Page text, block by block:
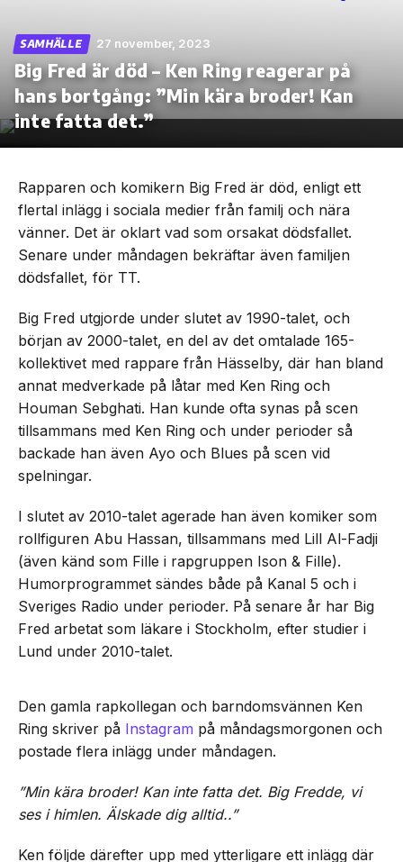
Skip
the
SAMHÄLLE 27 november, 2023
Big Fred är död – Ken Ring reagerar på
hans bortgång: ”Min kära broder! Kan
inte fatta det.”
Rapparen och komikern Big Fred är död, enligt ett
flertal inlägg i sociala medier från familj och nära
vänner. Det är oklart vad som orsakat dödsfallet.
Senare under måndagen bekräftar även familjen
dödsfallet, för TT.
Big Fred utgjorde under slutet av 1990-talet, och
början av 2000-talet, en del av det omtalade 165-
kollektivet med rappare från Hässelby, där han bland
annat medverkade på låtar med Ken Ring och
Houman Sebghati. Han kunde ofta synas på scen
tillsammans med Ken Ring och under perioder så
backade han även Ayo och Blues på scen vid
spelningar.
I slutet av 2010-talet agerade han även komiker som
rollfiguren Abu Hassan, tillsammans med Lill Al-Fadji
(även känd som Fille i rapgruppen Ison & Fille).
Humorprogrammet sändes både på Kanal 5 och i
Sveriges Radio under perioder. På senare år har Big
Fred arbetat som läkare i Stockholm, efter studier i
Lund under 2010-talet.
Den gamla rapkollegan och barndomsvännen Ken
Ring skriver på Instagram på måndagsmorgonen och
postade flera inlägg under måndagen.
”Min kära broder! Kan inte fatta det. Big Fredde, vi
ses i himlen. Älskade dig alltid..”
Ken följde därefter upp med ytterligare ett inlägg där